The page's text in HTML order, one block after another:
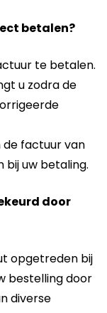
betalen?
te betalen.
u zodra de
de factuur van
bij uw betaling.
door
opgetreden bij
bestelling door
diverse